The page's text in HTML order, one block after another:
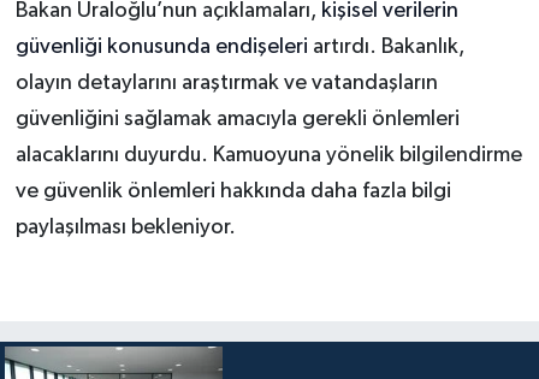
Bakan Uraloğlu’nun açıklamaları, kişisel verilerin
güvenliği konusunda endişeleri artırdı. Bakanlık,
olayın detaylarını araştırmak ve vatandaşların
güvenliğini sağlamak amacıyla gerekli önlemleri
alacaklarını duyurdu. Kamuoyuna yönelik bilgilendirme
ve güvenlik önlemleri hakkında daha fazla bilgi
paylaşılması bekleniyor.